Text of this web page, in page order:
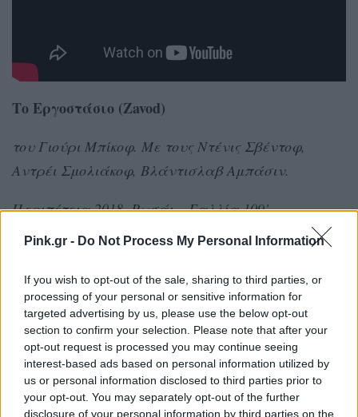
Pink.gr - Do Not Process My Personal Information
If you wish to opt-out of the sale, sharing to third parties, or
processing of your personal or sensitive information for
targeted advertising by us, please use the below opt-out
section to confirm your selection. Please note that after your
opt-out request is processed you may continue seeing
interest-based ads based on personal information utilized by
us or personal information disclosed to third parties prior to
your opt-out. You may separately opt-out of the further
disclosure of your personal information by third parties on the
Το Εργοστάσιο (Zavod)
του Γιούρι Μπίκοφ. Με τους Ντένις Σβέντοφ,
Αντρέι Σμολιάκοφ, Βλάντισλαβ Αμπάσιν.
Περιπέτεια 2018, Ρωσάι – Γαλλία 109’
Οι εργάτες ενός πτωχευμένου εργοστασίου
κρατούν όμηρο το αφεντικό ζητώντας ως λύτρα τα
χρήματα που δικαιούνται, ωστόσο το σχέδιό τους
δεν έχει την αναμενόμενη εξέλιξη.